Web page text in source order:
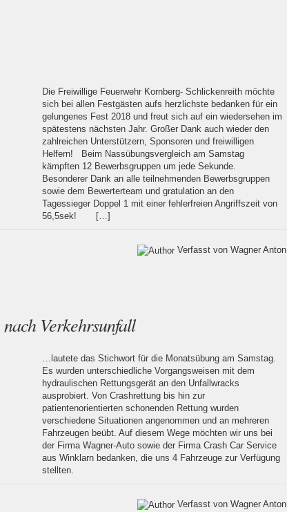
Die Freiwillige Feuerwehr Kornberg- Schlickenreith möchte
sich bei allen Festgästen aufs herzlichste bedanken für ein
gelungenes Fest 2018 und freut sich auf ein wiedersehen im
spätestens nächsten Jahr. Großer Dank auch wieder den
zahlreichen Unterstützern, Sponsoren und freiwilligen
Helfern! Beim Nassübungsvergleich am Samstag
kämpften 12 Bewerbsgruppen um jede Sekunde.
Besonderer Dank an alle teilnehmenden Bewerbsgruppen
sowie dem Bewerterteam und gratulation an den
Tagessieger Doppel 1 mit einer fehlerfreien Angriffszeit von
56,5sek! […]
Verfasst von Wagner Anton
Verkehrsunfall
…lautete das Stichwort für die Monatsübung am Samstag.
Es wurden unterschiedliche Vorgangsweisen mit dem
hydraulischen Rettungsgerät an den Unfallwracks
ausprobiert. Von Crashrettung bis hin zur
patientenorientierten schonenden Rettung wurden
verschiedene Situationen angenommen und an mehreren
Fahrzeugen beübt. Auf diesem Wege möchten wir uns bei
der Firma Wagner-Auto sowie der Firma Crash Car Service
aus Winklarn bedanken, die uns 4 Fahrzeuge zur Verfügung
stellten.
Verfasst von Wagner Anton